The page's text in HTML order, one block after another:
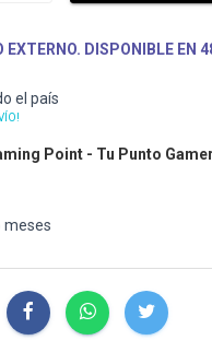
EXTERNO. DISPONIBLE EN
el país
Point - Tu Punto
meses